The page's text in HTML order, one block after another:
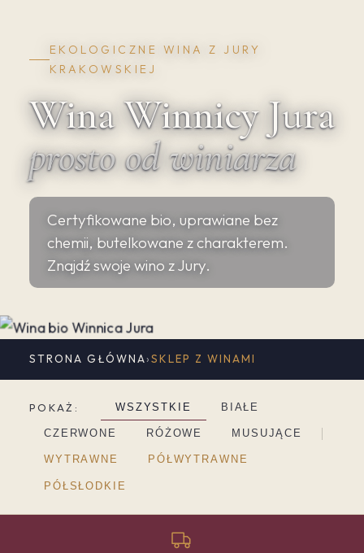
EKOLOGICZNE WINA Z JURY
KRAKOWSKIEJ
Wina Winnicy Jura
prosto od winiarza
Certyfikowane bio, uprawiane bez
chemii, butelkowane z charakterem.
Znajdź swoje wino z Jury.
STRONA GŁÓWNA›SKLEP Z WINAMI
POKAŻ: WSZYSTKIE BIAŁE
CZERWONE RÓŻOWE MUSUJĄCE
WYTRAWNE PÓŁWYTRAWNE
PÓŁSŁODKIE